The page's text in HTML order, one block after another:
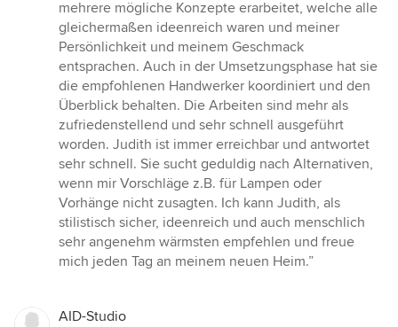
mehrere mögliche Konzepte erarbeitet, welche alle
gleichermaßen ideenreich waren und meiner
Persönlichkeit und meinem Geschmack
entsprachen. Auch in der Umsetzungsphase hat sie
die empfohlenen Handwerker koordiniert und den
Überblick behalten. Die Arbeiten sind mehr als
zufriedenstellend und sehr schnell ausgeführt
worden. Judith ist immer erreichbar und antwortet
sehr schnell. Sie sucht geduldig nach Alternativen,
wenn mir Vorschläge z.B. für Lampen oder
Vorhänge nicht zusagten. Ich kann Judith, als
stilistisch sicher, ideenreich und auch menschlich
sehr angenehm wärmsten empfehlen und freue
mich jeden Tag an meinem neuen Heim.”
AID-Studio